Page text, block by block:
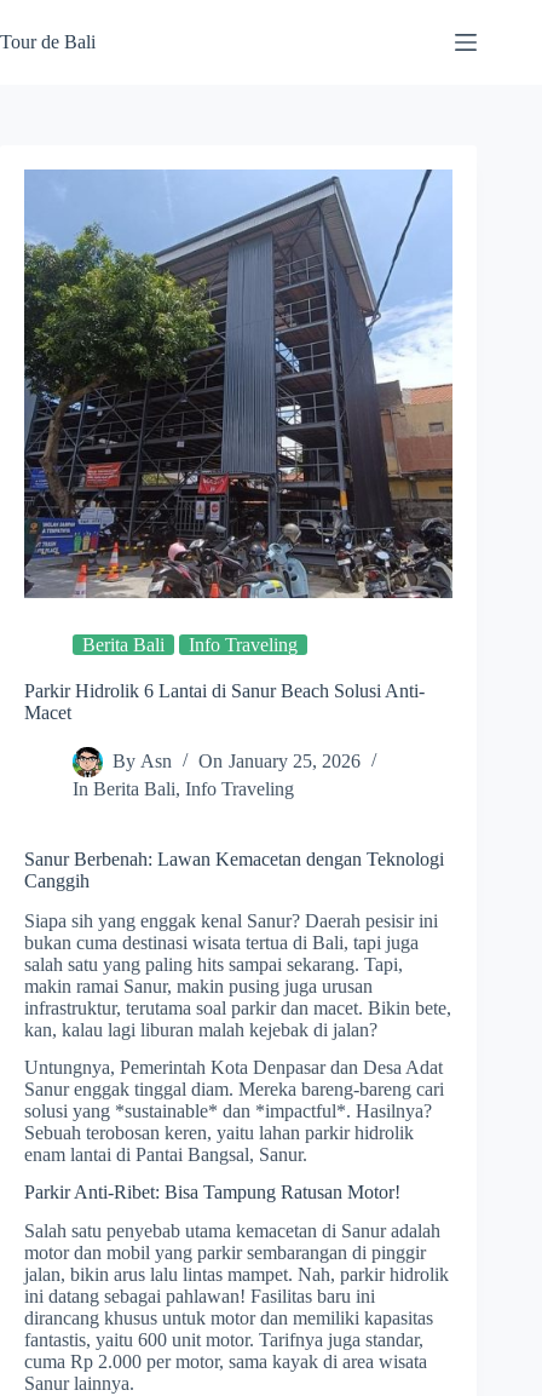
to
content
Tour de Bali
Berita Bali Info Traveling
Parkir Hidrolik 6 Lantai di Sanur Beach Solusi Anti-
Macet
By Asn On January 25, 2026
In Berita Bali,Info Traveling
Sanur Berbenah: Lawan Kemacetan dengan Teknologi
Canggih
Siapa sih yang enggak kenal Sanur? Daerah pesisir ini
bukan cuma destinasi wisata tertua di Bali, tapi juga
salah satu yang paling hits sampai sekarang. Tapi,
makin ramai Sanur, makin pusing juga urusan
infrastruktur, terutama soal parkir dan macet. Bikin bete,
kan, kalau lagi liburan malah kejebak di jalan?
Untungnya, Pemerintah Kota Denpasar dan Desa Adat
Sanur enggak tinggal diam. Mereka bareng-bareng cari
solusi yang *sustainable* dan *impactful*. Hasilnya?
Sebuah terobosan keren, yaitu lahan parkir hidrolik
enam lantai di Pantai Bangsal, Sanur.
Parkir Anti-Ribet: Bisa Tampung Ratusan Motor!
Salah satu penyebab utama kemacetan di Sanur adalah
motor dan mobil yang parkir sembarangan di pinggir
jalan, bikin arus lalu lintas mampet. Nah, parkir hidrolik
ini datang sebagai pahlawan! Fasilitas baru ini
dirancang khusus untuk motor dan memiliki kapasitas
fantastis, yaitu 600 unit motor. Tarifnya juga standar,
cuma Rp 2.000 per motor, sama kayak di area wisata
Sanur lainnya.